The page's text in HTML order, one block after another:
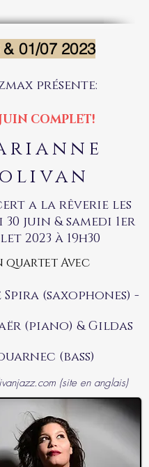
01/07 2023
présente:
COMPLET!
a la rêverie les
juin & samedi 1er
2023 à 19h30
quartet Avec
Spira (saxophones) -
(piano) & Gildas
(bass)
(site en anglais)